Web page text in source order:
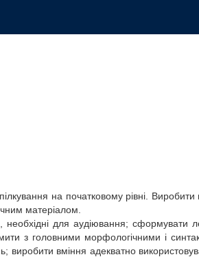
на початковому рівні. Виробити
матеріалом.
необхідні для аудіювання; сформувати
з головними морфологічними і
виробити вміння адекватно